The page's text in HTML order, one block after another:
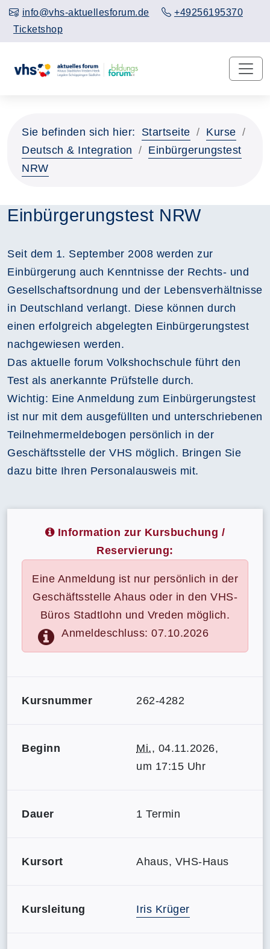
info@vhs-aktuellesforum.de
+49256195370
Ticketshop
Sie befinden sich hier: Startseite
Kurse
Deutsch & Integration
Einbürgerungstest
NRW
Einbürgerungstest NRW
Seit dem 1. September 2008 werden zur
Einbürgerung auch Kenntnisse der Rechts- und
Gesellschaftsordnung und der Lebensverhältnisse
in Deutschland verlangt. Diese können durch
einen erfolgreich abgelegten Einbürgerungstest
nachgewiesen werden.
Das aktuelle forum Volkshochschule führt den
Test als anerkannte Prüfstelle durch.
Wichtig: Eine Anmeldung zum Einbürgerungstest
ist nur mit dem ausgefüllten und unterschriebenen
Teilnehmermeldebogen persönlich in der
Geschäftsstelle der VHS möglich. Bringen Sie
dazu bitte Ihren Personalausweis mit.
Information zur Kursbuchung /
Reservierung:
Eine Anmeldung ist nur persönlich in der
Geschäftsstelle Ahaus oder in den VHS-
Büros Stadtlohn und Vreden möglich.
Anmeldeschluss: 07.10.2026
Kursnummer 262-4282
Beginn Mi., 04.11.2026,
um 17:15 Uhr
Dauer 1 Termin
Kursort Ahaus, VHS-Haus
Kursleitung Iris Krüger